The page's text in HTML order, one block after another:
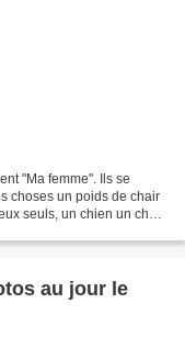
"Ma femme". Ils se
choses un poids de chair
seuls, un chien un chat
au jour le